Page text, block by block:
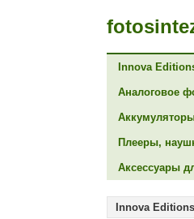
Innova
Аналоговое
Плееры,
Аксессуары
Innova Editions